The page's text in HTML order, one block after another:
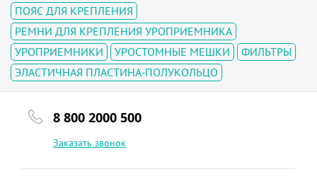
ПОЯС ДЛЯ КРЕПЛЕНИЯ
РЕМНИ ДЛЯ КРЕПЛЕНИЯ УРОПРИЕМНИКА
УРОПРИЕМНИКИ
УРОСТОМНЫЕ МЕШКИ
ФИЛЬТРЫ
ЭЛАСТИЧНАЯ ПЛАСТИНА-ПОЛУКОЛЬЦО
8 800 2000 500
Заказать звонок